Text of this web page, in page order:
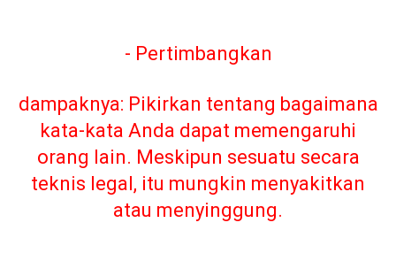
- Pertimbangkan
dampaknya: Pikirkan tentang bagaimana
kata-kata Anda dapat memengaruhi
orang lain. Meskipun sesuatu secara
teknis legal, itu mungkin menyakitkan
atau menyinggung.